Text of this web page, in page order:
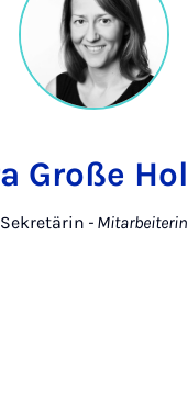
Große
Sekretärin - Mitarbeiterin